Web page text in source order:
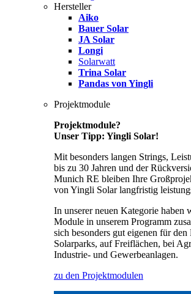
Hersteller
Aiko
Bauer Solar
JA Solar
Longi
Solarwatt
Trina Solar
Pandas von Yingli
Projektmodule
Projektmodule?
Unser Tipp: Yingli Solar!
Mit besonders langen Strings,
bis zu 30 Jahren und der
Munich RE bleiben Ihre
von Yingli Solar langfristig
In unserer neuen Kategorie haben
Module in unserem Programm
sich besonders gut eigenen für den
Solarparks, auf Freiflächen, bei
Industrie- und Gewerbeanlagen.
zu den Projektmodulen